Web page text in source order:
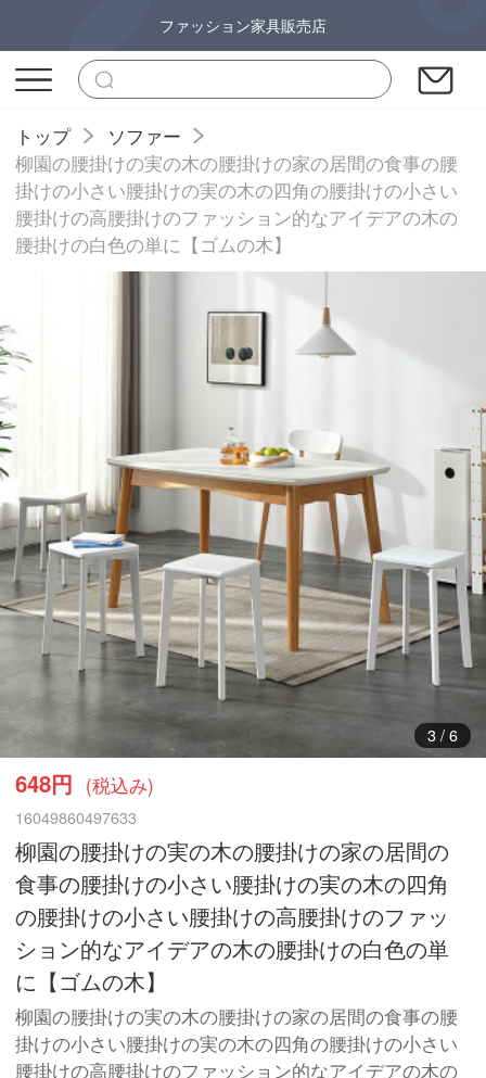
ファッション家具販売店
トップ
ソファー
柳園の腰掛けの実の木の腰掛けの家の居間の食事の腰
掛けの小さい腰掛けの実の木の四角の腰掛けの小さい
腰掛けの高腰掛けのファッション的なアイデアの木の
腰掛けの白色の単に【ゴムの木】
4/ 6
648円 (税込み)
16049860497633
柳園の腰掛けの実の木の腰掛けの家の居間の
食事の腰掛けの小さい腰掛けの実の木の四角
の腰掛けの小さい腰掛けの高腰掛けのファッ
ション的なアイデアの木の腰掛けの白色の単
に【ゴムの木】
柳園の腰掛けの実の木の腰掛けの家の居間の食事の腰
掛けの小さい腰掛けの実の木の四角の腰掛けの小さい
腰掛けの高腰掛けのファッション的なアイデアの木の